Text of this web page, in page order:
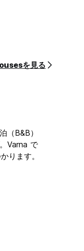
を見る
（B&B）
Varna で
ります。